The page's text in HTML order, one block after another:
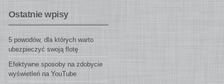
Ostatnie wpisy
5 powodów, dla których warto
ubezpieczyć swoją flotę
Efektywne sposoby na zdobycie
wyświetleń na YouTube